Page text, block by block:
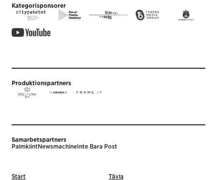
Kategorisponsorer
Produktionspartners
Samarbetspartners
PalmklintNewsmachine Inte Bara Post
Start Tävla